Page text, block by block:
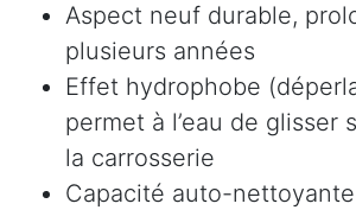
Aspect neuf durable,
plusieurs années
Effet hydrophobe
permet à l’eau de glisser
la carrosserie
Capacité auto-nettoyante